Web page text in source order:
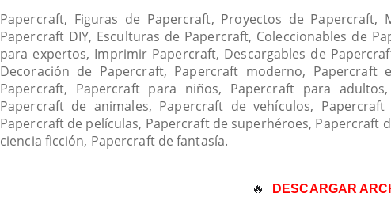
Papercraft, Figuras de Papercraft, Proyectos de
Papercraft DIY, Esculturas de Papercraft, Coleccionables de
para expertos, Imprimir Papercraft, Descargables de
Decoración de Papercraft, Papercraft moderno, Papercraft
Papercraft, Papercraft para niños, Papercraft para
Papercraft de animales, Papercraft de vehículos,
Papercraft de películas, Papercraft de superhéroes, Papercraft
ciencia ficción, Papercraft de fantasía.
🔥 DESCARGAR